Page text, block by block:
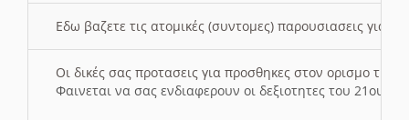
Εδω βαζετε τις ατομικές (συντομες) παρουσιασεις για
Οι δικές σας προτασεις για προσθηκες στον ορισμο
Φαινεται να σας ενδιαφερουν οι δεξιοτητες του 21ου